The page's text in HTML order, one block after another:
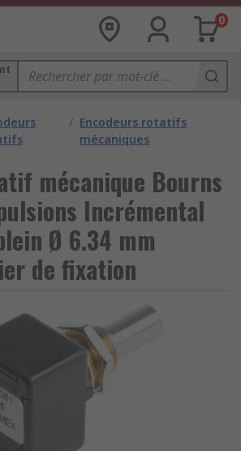
0
/ Encodeurs rotatifs
mécaniques
mécanique Bourns
Incrémental
Ø 6.34 mm
de fixation